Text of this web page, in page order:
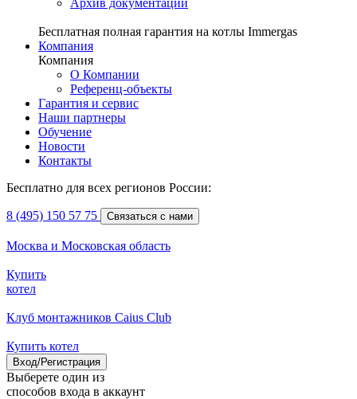
Архив документации
Бесплатная полная гарантия на котлы Immergas
Компания
Компания
О Компании
Референц-объекты
Гарантия и сервис
Наши партнеры
Обучение
Новости
Контакты
Бесплатно для всех регионов России:
8 (495) 150 57 75 Связаться с нами
Москва и Московская область
Купить
котел
Клуб монтажников Caius Club
Купить котел
Вход/Регистрация
Выберете один из
способов входа в аккаунт